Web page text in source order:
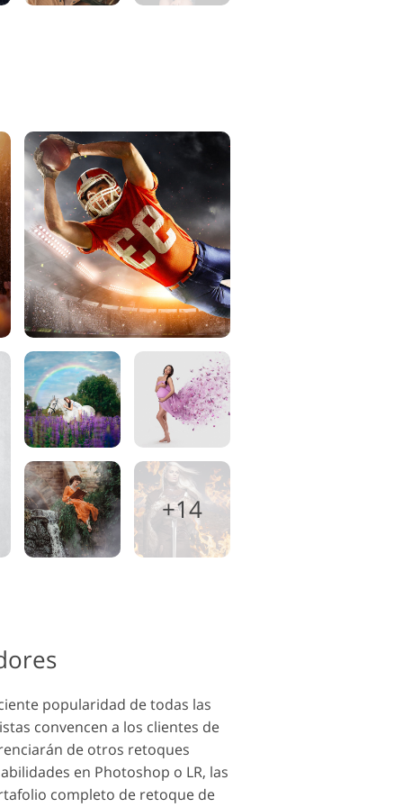
+14
popularidad de todas las
convencen a los clientes de
de otros retoques
en Photoshop o LR, las
completo de retoque de